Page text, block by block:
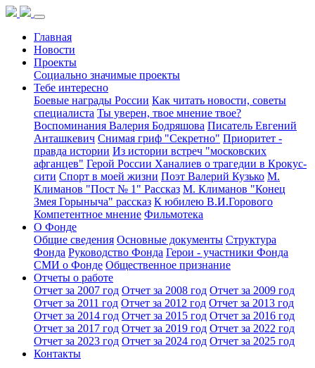
Главная
Новости
Проекты
Социально значимые проекты
Тебе интересно
Боевые награды России Как читать новости, советы
специалиста Ты уверен, твое мнение твое?
Воспоминания Валерия Бодряшова Писатель Евгений
Анташкевич Снимая гриф "Секретно" Приоритет -
правда истории Из истории встреч "московских
афганцев" Герой России Ханалиев о трагедии в Крокус-
сити Спорт в моей жизни Поэт Валерий Кузько М.
Климанов "Пост № 1" Рассказ М. Климанов "Конец
Змея Горыныча" рассказ К юбилею В.И.Горового
Компетентное мнение Фильмотека
О Фонде
Общие сведения Основные документы Структура
Фонда Руководство Фонда Герои - участники Фонда
СМИ о Фонде Общественное признание
Отчеты о работе
Отчет за 2007 год Отчет за 2008 год Отчет за 2009 год
Отчет за 2011 год Отчет за 2012 год Отчет за 2013 год
Отчет за 2014 год Отчет за 2015 год Отчет за 2016 год
Отчет за 2017 год Отчет за 2019 год Отчет за 2022 год
Отчет за 2023 год Отчет за 2024 год Отчет за 2025 год
Контакты